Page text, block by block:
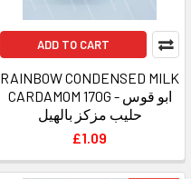
ADD TO CART
RAINBOW CONDENSED MILK
CARDAMOM 170G - ابو قوس
حليب مزكز بالهيل
£1.09